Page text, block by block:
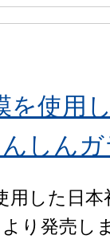
を使用
しん
用した日
り発売し